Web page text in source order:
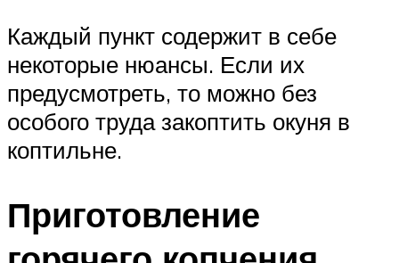
Каждый пункт содержит в себе
некоторые нюансы. Если их
предусмотреть, то можно без
особого труда закоптить окуня в
коптильне.
Приготовление